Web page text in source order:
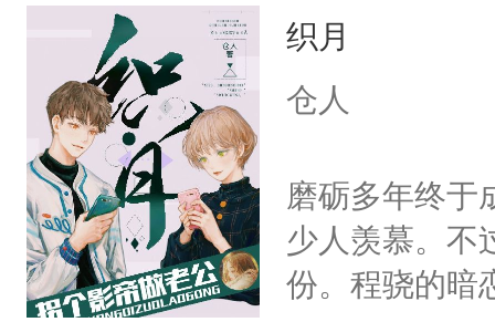
有这个，都上
真土豪林漾“
碗！”……欢迎
尔赛谦虚且“
想，需得寸
想往哪里跑呢
的夫人，你倒
手投降，说：
我背后拿开？”
织月
仓人
磨砺多年终于
少人羡慕。不
份。程骁的暗